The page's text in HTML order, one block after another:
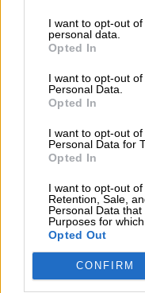
I want to opt-out
personal data.
Opted In
I want to opt-out
Personal Data.
Opted In
I want to opt-out
Personal Data for
Opted In
I want to opt-out of
Retention, Sale,
Personal Data
Purposes for
Opted Out
CONFIRM
El
más de
las 11
sus datos